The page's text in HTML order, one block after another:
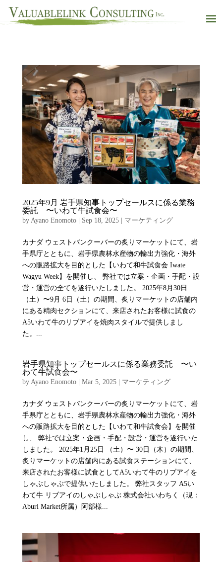
2025年9月 岩手県知事トップセールスに係る業務
委託 〜いわて牛試食会〜
by Ayano Enomoto| Sep 18, 2025| マーケティング
カナダ ウェストバンクーバーの炙りマーケットにて、岩
手県庁とともに、岩手県農林水産物の輸出力強化・海外
への販路拡大を目的とした【いわて和牛試食会 Iwate
Wagyu Week】を開催し、 弊社では立案・企画・手配・設
営・運営の全てを遂行いたしました。 2025年8月30日
（土）〜9月 6日（土）の期間、炙りマーケットの店舗内
にある精肉セクションにて、来店されたお客様に試食の
A5いわて牛のリブアイを焼肉スタイルで提供しまし
た。...
岩手県知事トップセールスに係る業務委託 〜い
わて牛試食会〜
by Ayano Enomoto| Mar 5, 2025| マーケティング
カナダ ウェストバンクーバーの炙りマーケットにて、岩
手県庁とともに、岩手県農林水産物の輸出力強化・海外
への販路拡大を目的とした【いわて和牛試食会】を開催
し、 弊社では立案・企画・手配・設営・運営を遂行いた
しました。 2025年1月25日 （土）〜 30日（木）の期間、
炙りマーケットの店舗内にある試食ステーションにて、
来店されたお客様に試食としてA5いわて牛のリブアイを
しゃぶしゃぶで提供いたしました。 弊社スタッフ A5い
わて牛 リブアイのしゃぶしゃぶ 株式会社いわちく（現：
Aburi Market所属）阿部様...